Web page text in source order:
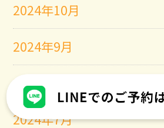
2024年10月
2024年9月
2024年8月
2024年7月